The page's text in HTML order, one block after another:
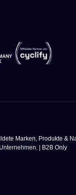
Marken, Produkte &
| B2B Only